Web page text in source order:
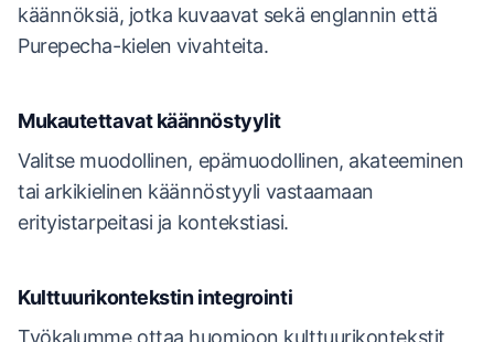
käännöksiä, jotka kuvaavat sekä englannin että
Purepecha-kielen vivahteita.
Mukautettavat käännöstyylit
Valitse muodollinen, epämuodollinen, akateeminen
tai arkikielinen käännöstyyli vastaamaan
erityistarpeitasi ja kontekstiasi.
Kulttuurikontekstin integrointi
Työkalumme ottaa huomioon kulttuurikontekstit